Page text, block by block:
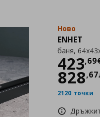
Ново
ENHET
баня,
423,69
828,67
2120 точки